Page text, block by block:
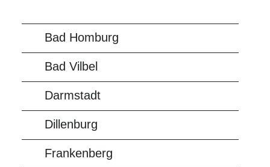
Bad Homburg
Bad Vilbel
Darmstadt
Dillenburg
Frankenberg